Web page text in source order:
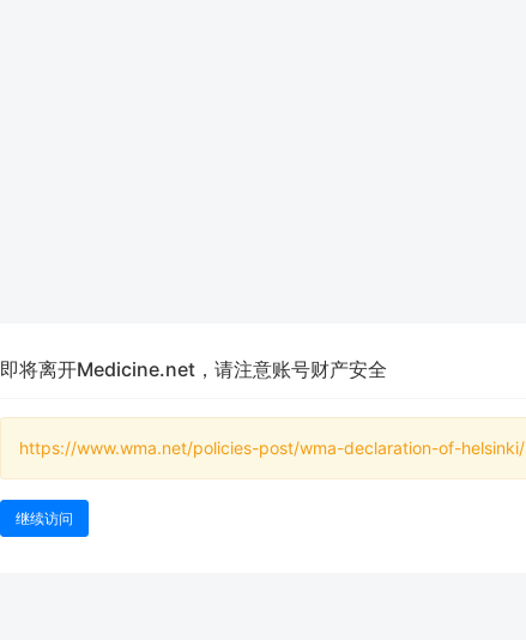
即将离开Medicine.net，请注意账号财产安全
https://www.wma.net/policies-post/wma-declaration-of-helsinki/
继续访问